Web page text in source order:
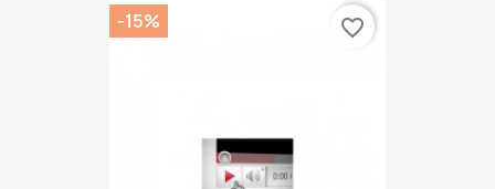
-15% favorite_border